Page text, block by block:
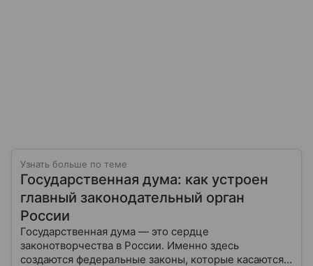
Узнать больше по теме
Государственная дума: как устроен
главный законодательный орган
России
Государственная дума — это сердце
законотворчества в России. Именно здесь
создаются федеральные законы, которые касаются